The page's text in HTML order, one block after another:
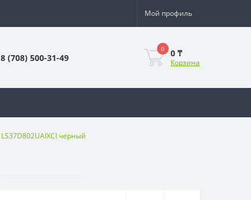
Мой профиль
8 (708) 500-31-49
0 0 ₸
Корзина
черный